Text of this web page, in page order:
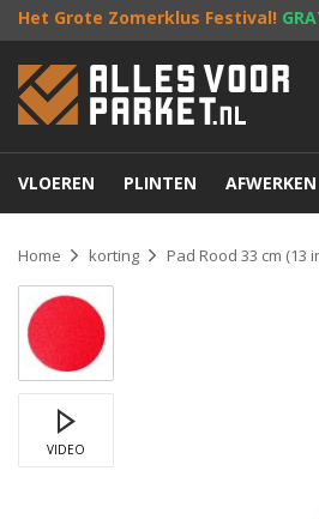
Het Grote Zomerklus Festival!
VLOEREN PLINTEN AFWERKEN
Home korting Pad Rood 33 cm (13
VIDEO